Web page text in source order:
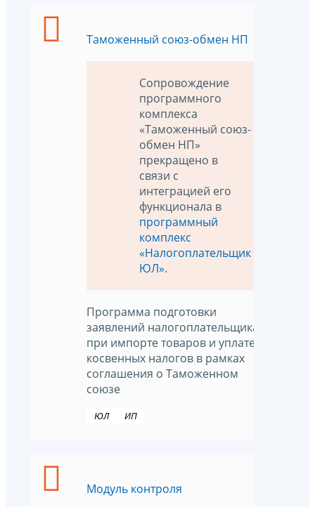
Таможенный союз-обмен НП
Сопровождение
программного
комплекса
«Таможенный союз-
обмен НП»
прекращено в
связи с
интеграцией его
функционала в
программный
комплекс
«Налогоплательщик
ЮЛ».
Программа подготовки
заявлений налогоплательщика
при импорте товаров и уплате
косвенных налогов в рамках
соглашения о Таможенном
союзе
ЮЛ ИП
Модуль контроля